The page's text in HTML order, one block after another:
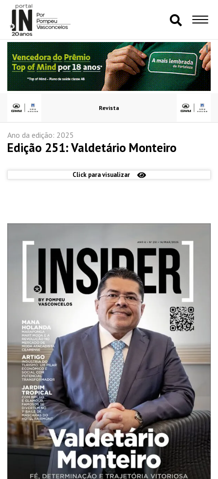
Revista
Ano da edição: 2025
Edição 251: Valdetário Monteiro
Click para visualizar